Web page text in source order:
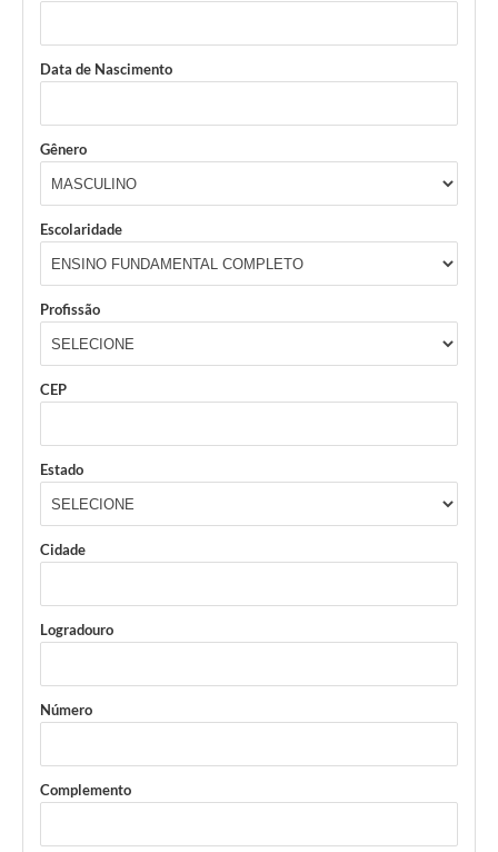
Data de Nascimento
Gênero
Escolaridade
Profissão
CEP
Estado
Cidade
Logradouro
Número
Complemento